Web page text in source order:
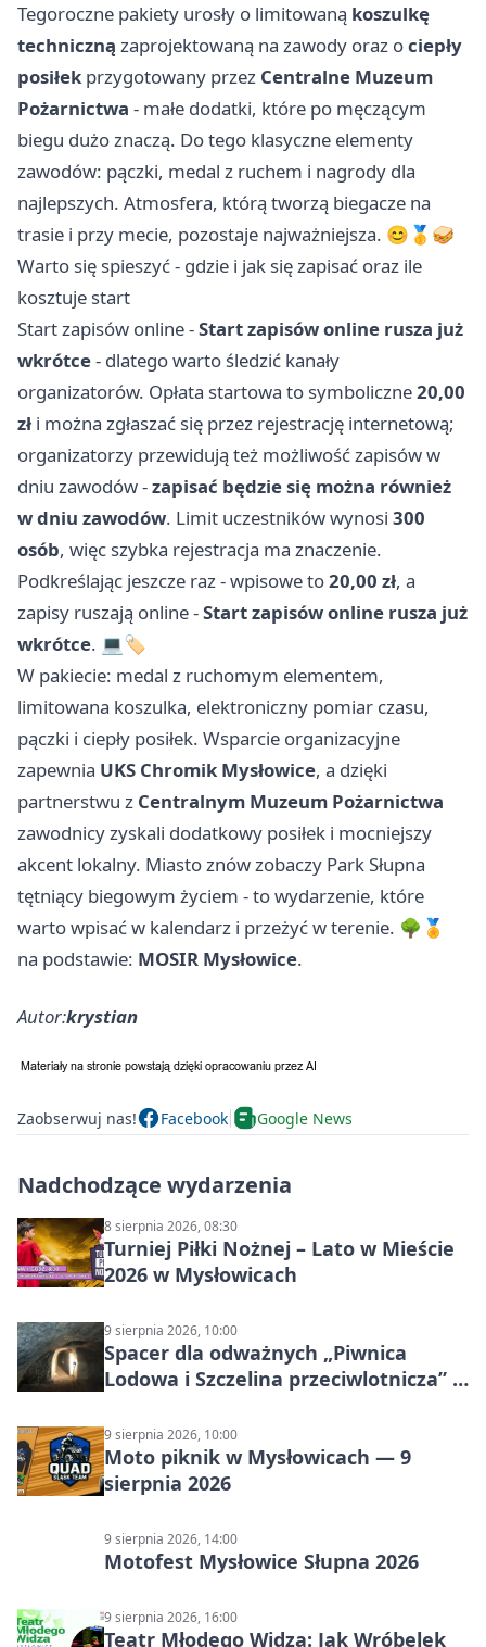
Tegoroczne pakiety urosły o limitowaną koszulkę
techniczną zaprojektowaną na zawody oraz ociepły
posiłek przygotowany przez Centralne Muzeum
Pożarnictwa - małe dodatki, które po męczącym
biegu dużo znaczą. Do tego klasyczne elementy
zawodów: pączki, medal z ruchem i nagrody dla
najlepszych. Atmosfera, którą tworzą biegacze na
trasie i przy mecie, pozostaje najważniejsza. 😊🥇🥪
Warto się spieszyć - gdzie i jak się zapisać oraz ile
kosztuje start
Start zapisów online -Start zapisów online rusza już
wkrótce- dlatego warto śledzić kanały
organizatorów. Opłata startowa to symboliczne20,00
zł i można zgłaszać się przez rejestrację internetową;
organizatorzy przewidują też możliwość zapisów w
dniu zawodów -zapisać będzie się można również
w dniu zawodów. Limit uczestników wynosi 300
osób, więc szybka rejestracja ma znaczenie.
Podkreślając jeszcze raz - wpisowe to20,00 zł, a
zapisy ruszają online -Start zapisów online rusza już
wkrótce. 💻🏷️
W pakiecie: medal z ruchomym elementem,
limitowana koszulka, elektroniczny pomiar czasu,
pączki i ciepły posiłek. Wsparcie organizacyjne
zapewnia UKS Chromik Mysłowice, a dzięki
partnerstwu z Centralnym Muzeum Pożarnictwa
zawodnicy zyskali dodatkowy posiłek i mocniejszy
akcent lokalny. Miasto znów zobaczy Park Słupna
tętniący biegowym życiem - to wydarzenie, które
warto wpisać w kalendarz i przeżyć w terenie. 🌳🏅
na podstawie: MOSIR Mysłowice.
Autor:krystian
Zaobserwuj nas! Facebook Google News
Nadchodzące wydarzenia
8 sierpnia 2026, 08:30
Turniej Piłki Nożnej – Lato w Mieście
2026 w Mysłowicach
9 sierpnia 2026, 10:00
Spacer dla odważnych „Piwnica
Lodowa i Szczelina przeciwlotnicza” –
9 sierpnia 2026, 10:00
Moto piknik w Mysłowicach — 9
sierpnia 2026
9 sierpnia 2026, 14:00
Motofest Mysłowice Słupna 2026
9 sierpnia 2026, 16:00
Teatr Młodego Widza: Jak Wróbelek